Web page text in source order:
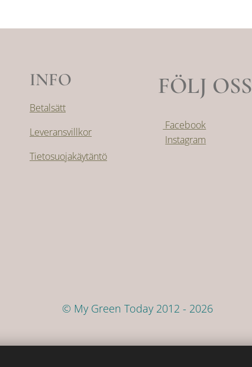
INFO
Betalsätt
Leveransvillkor
Tietosuojakäytäntö
FÖLJ OSS
Facebook
Instagram
© My Green Today 2012 - 2026